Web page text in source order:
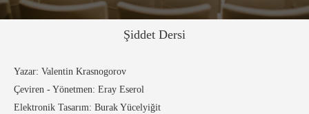
Şiddet Dersi
Yazar: Valentin Krasnogorov
Çeviren - Yönetmen: Eray Eserol
Elektronik Tasarım: Burak Yücelyiğit